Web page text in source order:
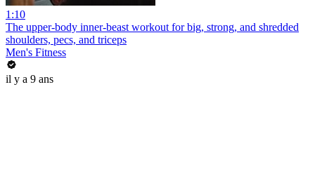
1:10
The upper-body inner-beast workout for big, strong, and shredded
shoulders, pecs, and triceps
Men's Fitness
il y a 9 ans